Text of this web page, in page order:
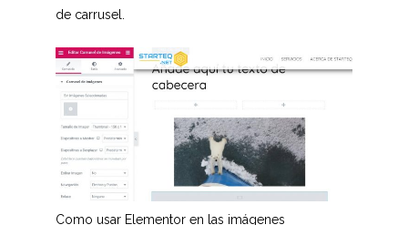
de carrusel.
Como usar Elementor en las imágenes